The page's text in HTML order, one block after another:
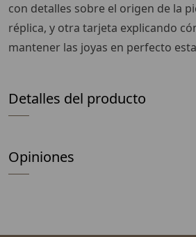
con detalles sobre el origen de la
réplica, y otra tarjeta explicando
mantener las joyas en perfecto
Detalles del producto
Opiniones